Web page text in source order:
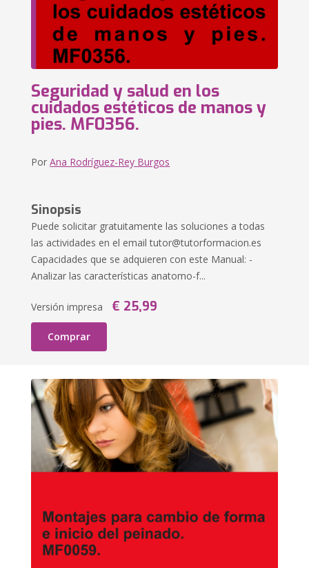
Seguridad y salud en los
cuidados estéticos de manos y
pies. MF0356.
PorAna Rodríguez-Rey Burgos
Sinopsis
Puede solicitar gratuitamente las soluciones a todas
las actividades en el emailtutor@tutorformacion.es
Capacidades que se adquieren con este Manual: -
Analizar las características anatomo-f...
Versión impresa € 25,99
Comprar